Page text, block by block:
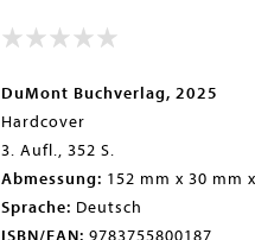
DuMont Buchverlag, 2025
Hardcover
3. Aufl., 352 S.
Abmessung: 152 mm x 30 mm
Sprache: Deutsch
ISBN/EAN: 9783755800187